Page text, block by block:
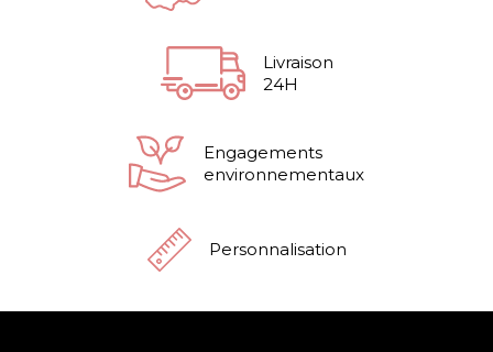
Livraison
24H
Engagements
environnementaux
Personnalisation